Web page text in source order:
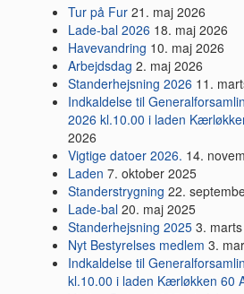
Tur på Fur 21. maj 2026
Lade-bal 2026 18. maj 2026
Havevandring 10. maj 2026
Arbejdsdag 2. maj 2026
Standerhejsning 2026 11.
Indkaldelse til
2026 kl.10.00 i laden
2026
Vigtige datoer 2026. 14.
Laden 7. oktober 2025
Standerstrygning 22.
Lade-bal 20. maj 2025
Standerhejsning 2025 3.
Nyt Bestyrelses medlem 3.
Indkaldelse til
kl.10.00 i laden Kærløkken 60